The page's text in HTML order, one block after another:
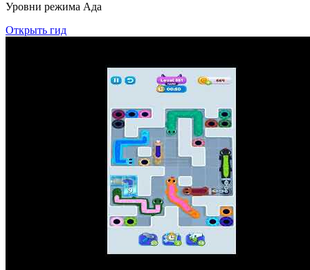
Уровни режима Ада
Открыть гид